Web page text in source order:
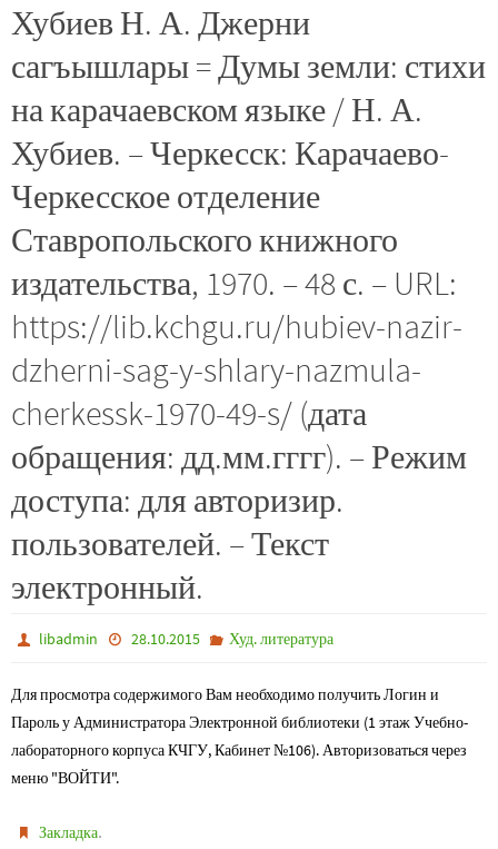
Хубиев Н. А. Джерни
сагъышлары = Думы земли: стихи
на карачаевском языке / Н. А.
Хубиев. – Черкесск: Карачаево-
Черкесское отделение
Ставропольского книжного
издательства, 1970. – 48 с. – URL:
https://lib.kchgu.ru/hubiev-nazir-
dzherni-sag-y-shlary-nazmula-
cherkessk-1970-49-s/ (дата
обращения: дд.мм.гггг). – Режим
доступа: для авторизир.
пользователей. – Текст
электронный.
libadmin 28.10.2015 Худ. литература
Для просмотра содержимого Вам необходимо получить Логин и
Пароль у Администратора Электронной библиотеки (1 этаж Учебно-
лабораторного корпуса КЧГУ, Кабинет №106). Авторизоваться через
меню "ВОЙТИ".
Закладка.